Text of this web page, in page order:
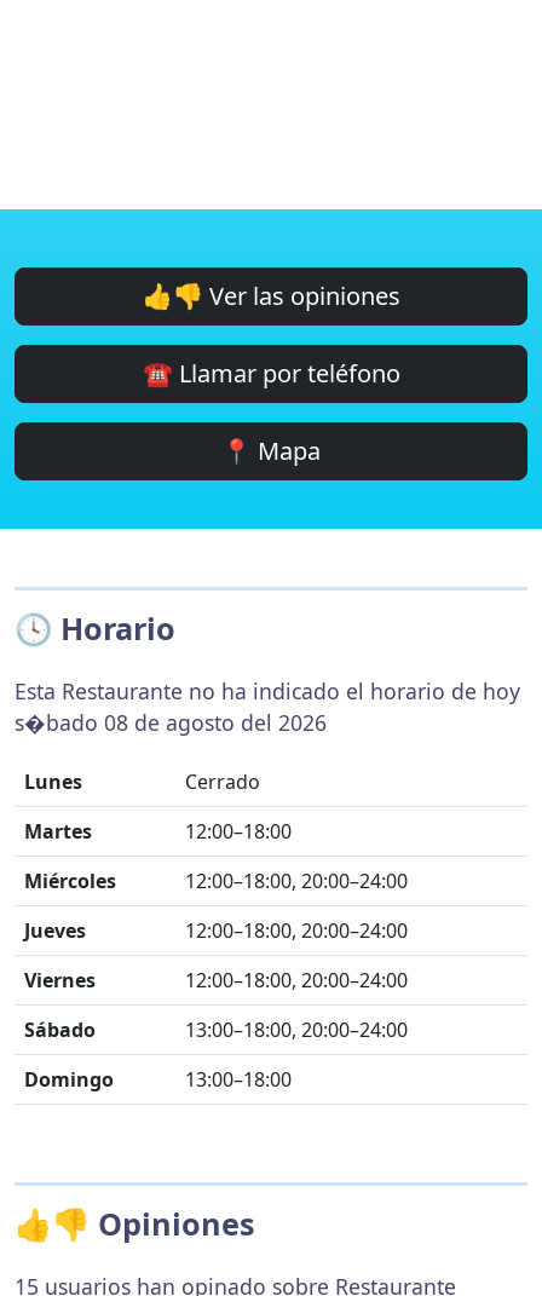
👍👎 Ver las opiniones
☎️ Llamar por teléfono
📍 Mapa
🕓 Horario
Esta Restaurante no ha indicado el horario de hoy
s�bado 08 de agosto del 2026
Lunes
Cerrado
Martes
12:00–18:00
Miércoles
12:00–18:00, 20:00–24:00
Jueves
12:00–18:00, 20:00–24:00
Viernes
12:00–18:00, 20:00–24:00
Sábado
13:00–18:00, 20:00–24:00
Domingo
13:00–18:00
👍👎 Opiniones
15 usuarios han opinado sobre Restaurante